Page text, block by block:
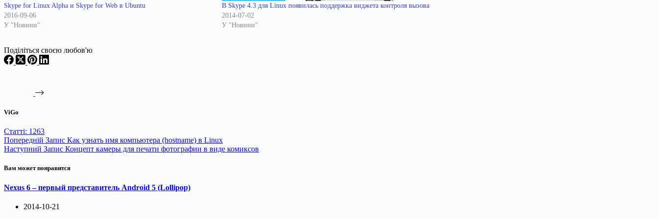
Skype for Linux Alpha и Skype for Web в Ubuntu
2016-09-06
У "Новини"
В Skype 4.3 для Linux появилась поддержка виджета контроля вызова
2014-07-02
У "Новини"
Поділіться своєю любов'ю
ViGo
Статті: 1263
Попередній Запис Как узнать имя компьютера (hostname) в Linux
Наступний Запис Концепт камеры для печати фотографии в виде комиксов
Вам может понравится
Nexus 6 – первый представитель Android 5 (Lollipop)
2014-10-21